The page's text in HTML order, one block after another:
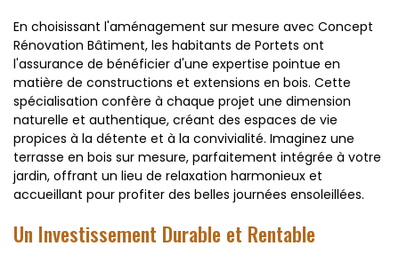
En choisissant l'aménagement sur mesure avec Concept
Rénovation Bâtiment, les habitants de Portets ont
l'assurance de bénéficier d'une expertise pointue en
matière de constructions et extensions en bois. Cette
spécialisation confère à chaque projet une dimension
naturelle et authentique, créant des espaces de vie
propices à la détente et à la convivialité. Imaginez une
terrasse en bois sur mesure, parfaitement intégrée à votre
jardin, offrant un lieu de relaxation harmonieux et
accueillant pour profiter des belles journées ensoleillées.
Un Investissement Durable et Rentable